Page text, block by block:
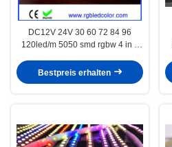
DC12V 24V 30 60 72 84 96
120led/m 5050 smd rgbw 4 in 1
Bestpreis erhalten